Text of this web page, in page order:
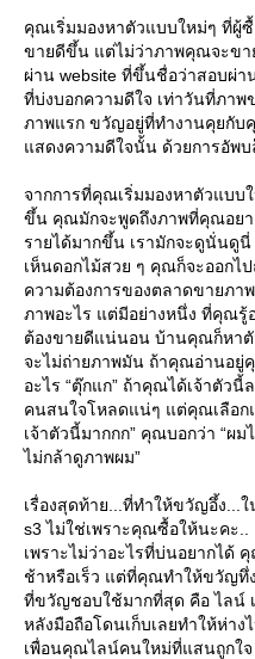
คุณเริ่มมองหาตัวแบบใหม่ๆ ที่ผู้
ขายดีขึ้น แต่ไม่ว่าภาพคุณจะข
ผ่าน website ที่ขึ้นชื่อว่าสอบผ่า
ที่บ่งบอกความดีใจ เท่าวันที่ภา
ภาพแรก ขวัญอยู่ที่ทำงานคุยกั
สดงความดีใจนั้น ด้วยการอัพบล็
จากการที่คุณเริ่มมองหาตัวแบบ
ขึ้น คุณมักจะพูดถึงภาพที่คุณอยา
รายได้มากขึ้น เรามักจะดูนั่นดู
เห็นดอกไม้สวย ๆ คุณก็จะออกไ
ความต้องการของตลาดขายภ
ภาพอะไร แต่มีอย่างหนึ่ง ที่คุณรู้
ต้องขายดีแน่นอน บ้านคุณก็หา
จะไม่ถ่ายภาพมัน ถ้าคุณอ่านอยู่
อะไร “ตุ๊กแก” ถ้าคุณได้เจ้าตัว
คนสนใจโหลดแน่ๆ แต่คุณเลือกแ
เจ้าตัวนี้มากกก” คุณบอกว่า “ผ
ไม่กล้าดูภาพผม”
เรื่องสุดท้าย...ที่ทำให้ขวัญอึ้ง...
s3 ไม่ใช่เพราะคุณซื้อให้นะคะ..
เพราะไม่ว่าอะไรที่บ่นอยากได้
ช้าหรือเร็ว แต่ที่คุณทำให้ขวัญทึ่
ที่ขวัญชอบใช้มากที่สุด คือ ไลน์
หลังมือถือโดนเก็บเลยทำให้ห่า
เพื่อนคุณไลน์คนใหม่ที่แสนถูกใจ